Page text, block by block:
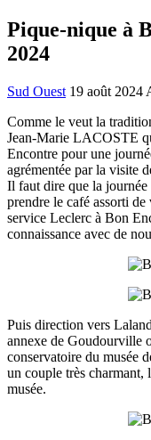
Pique-nique à
2024
Sud Ouest 19 août 2024
Comme le veut la
Jean-Marie LACOSTE
Encontre pour une
agrémentée par la visite
Il faut dire que la journée
prendre le café assorti
service Leclerc à Bon
connaissance avec de
Puis direction vers
annexe de Goudourville
conservatoire du musée
un couple très charmant,
musée.